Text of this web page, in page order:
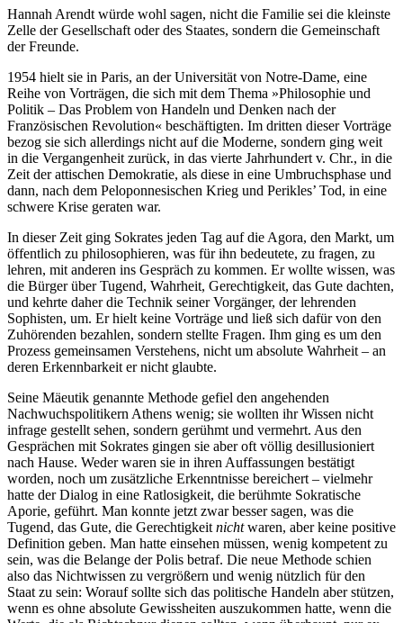
Hannah Arendt würde wohl sagen, nicht die Familie sei die kleinste
Zelle der Gesellschaft oder des Staates, sondern die Gemeinschaft
der Freunde.
1954 hielt sie in Paris, an der Universität von Notre-Dame, eine
Reihe von Vorträgen, die sich mit dem Thema »Philosophie und
Politik – Das Problem von Handeln und Denken nach der
Französischen Revolution« beschäftigten. Im dritten dieser Vorträge
bezog sie sich allerdings nicht auf die Moderne, sondern ging weit
in die Vergangenheit zurück, in das vierte Jahrhundert v. Chr., in die
Zeit der attischen Demokratie, als diese in eine Umbruchsphase und
dann, nach dem Peloponnesischen Krieg und Perikles’ Tod, in eine
schwere Krise geraten war.
In dieser Zeit ging Sokrates jeden Tag auf die Agora, den Markt, um
öffentlich zu philosophieren, was für ihn bedeutete, zu fragen, zu
lehren, mit anderen ins Gespräch zu kommen. Er wollte wissen, was
die Bürger über Tugend, Wahrheit, Gerechtigkeit, das Gute dachten,
und kehrte daher die Technik seiner Vorgänger, der lehrenden
Sophisten, um. Er hielt keine Vorträge und ließ sich dafür von den
Zuhörenden bezahlen, sondern stellte Fragen. Ihm ging es um den
Prozess gemeinsamen Verstehens, nicht um absolute Wahrheit – an
deren Erkennbarkeit er nicht glaubte.
Seine Mäeutik genannte Methode gefiel den angehenden
Nachwuchspolitikern Athens wenig; sie wollten ihr Wissen nicht
infrage gestellt sehen, sondern gerühmt und vermehrt. Aus den
Gesprächen mit Sokrates gingen sie aber oft völlig desillusioniert
nach Hause. Weder waren sie in ihren Auffassungen bestätigt
worden, noch um zusätzliche Erkenntnisse bereichert – vielmehr
hatte der Dialog in eine Ratlosigkeit, die berühmte Sokratische
Aporie, geführt. Man konnte jetzt zwar besser sagen, was die
Tugend, das Gute, die Gerechtigkeit nichtwaren, aber keine positive
Definition geben. Man hatte einsehen müssen, wenig kompetent zu
sein, was die Belange der Polis betraf. Die neue Methode schien
also das Nichtwissen zu vergrößern und wenig nützlich für den
Staat zu sein: Worauf sollte sich das politische Handeln aber stützen,
wenn es ohne absolute Gewissheiten auszukommen hatte, wenn die